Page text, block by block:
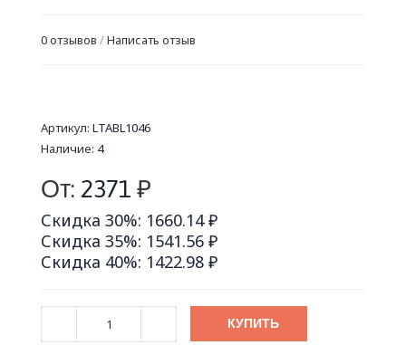
0 отзывов /Написать отзыв
Артикул: LTABL1046
Наличие: 4
От: 2371 ₽
Скидка 30%: 1660.14 ₽
Скидка 35%: 1541.56 ₽
Скидка 40%: 1422.98 ₽
КУПИТЬ